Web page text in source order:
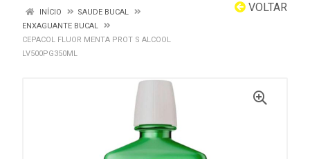
VOLTAR
INÍCIO
SAUDE BUCAL
ENXAGUANTE BUCAL
CEPACOL FLUOR MENTA PROT S ALCOOL
LV500PG350ML